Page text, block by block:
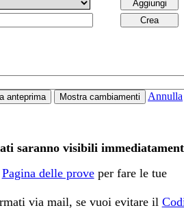
Annulla
saranno visibili
Pagina delle proveper fare le tue
via mail, se vuoi evitare il